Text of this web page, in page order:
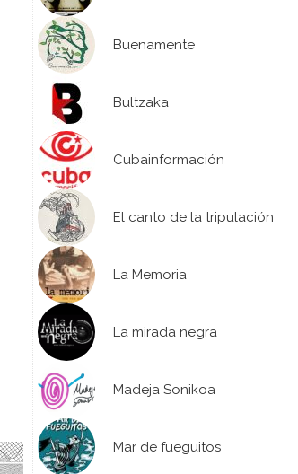
Buenamente
Bultzaka
Cubainformación
El canto de la tripulación
La Memoria
La mirada negra
Madeja Sonikoa
Mar de fueguitos